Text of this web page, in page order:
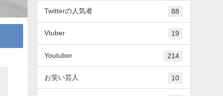
Twitterの人気者 88
Vtuber 19
Youtuber 214
お笑い芸人 10